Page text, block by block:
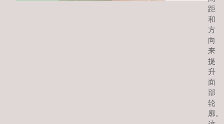
距
和
方
向
来
提
升
面
部
轮
廓。